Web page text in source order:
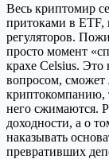
Весь криптомир
притоками в
регуляторов.
просто момент
крахе Celsius. Это
вопросом,
криптокомпанию,
него сжимаются.
доходности, а о
наказывать
превративших